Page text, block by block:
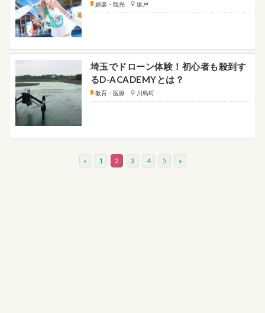
娯楽・観光 坂戸
埼玉でドローン体験！初心者も殺到す
るD-ACADEMYとは？
教育・医療 川島町
« 1 2 3 4 5 »